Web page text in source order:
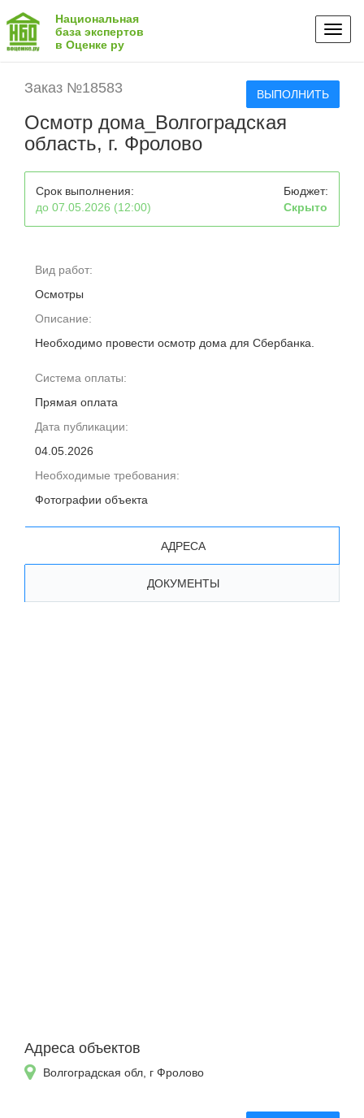
Национальная
база экспертов
в Оценке ру
Заказ №18583 ВЫПОЛНИТЬ
Осмотр дома_Волгоградская
область, г. Фролово
Срок выполнения:
до 07.05.2026 (12:00)
Бюджет:
Скрыто
Вид работ:
Осмотры
Описание:
Необходимо провести осмотр дома для Сбербанка.
Система оплаты:
Прямая оплата
Дата публикации:
04.05.2026
Необходимые требования:
Фотографии объекта
АДРЕСА
ДОКУМЕНТЫ
Адреса объектов
Волгоградская обл, г Фролово